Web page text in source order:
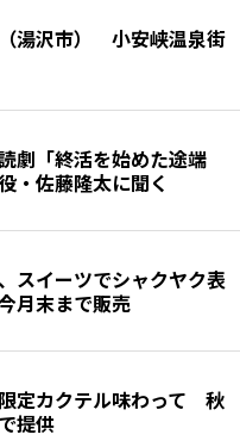
湯沢市） 小安峡温泉街
劇「終活を始めた途端
佐藤隆太に聞く
スイーツでシャクヤク表
月末まで販売
定カクテル味わって 秋
提供